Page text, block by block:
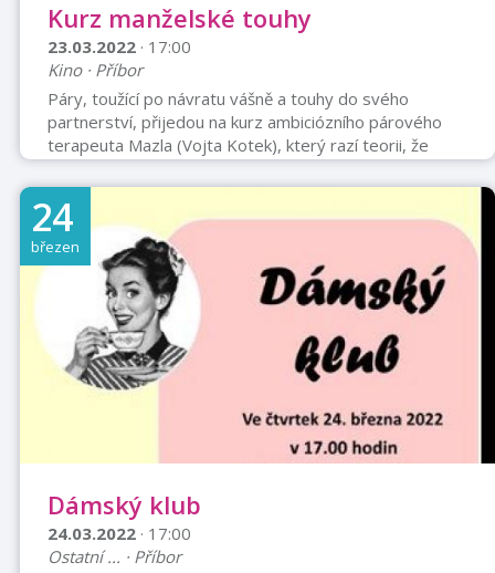
Kurz manželské touhy
23.03.2022 · 17:00
Kino · Příbor
Páry, toužící po návratu vášně a touhy do svého
partnerství, přijedou na kurz ambiciózního párového
terapeuta Mazla (Vojta Kotek), který razí teorii, že
partnerské štěstí stojí na maximální blízkosti obou
partnerů, duševní i tělesné. Jenže velmi pevné objetí se
může snadno proměnit ve škrcení, škrcení v udušení,
terapie v touhu po vraždě. Zvlášť když se napětí
hromadí celé roky. Helena (Lenka Vlasáková) tak dlouho
čelí výčitkám svého manžela (Stanislav Majer), že jej
tiskne málo, až ho jednou ob ...
24
březen
Dámský klub
24.03.2022 · 17:00
Ostatní ... · Příbor